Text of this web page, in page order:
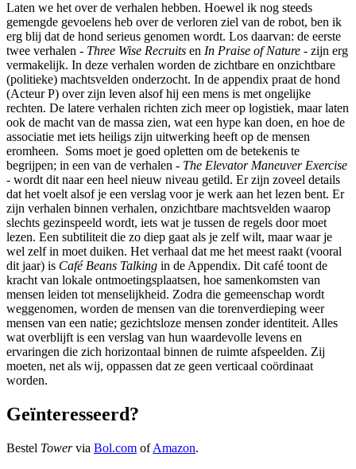
Laten we het over de verhalen hebben. Hoewel ik nog steeds
gemengde gevoelens heb over de verloren ziel van de robot, ben ik
erg blij dat de hond serieus genomen wordt. Los daarvan: de eerste
twee verhalen - Three Wise Recruits en In Praise of Nature - zijn erg
vermakelijk. In deze verhalen worden de zichtbare en onzichtbare
(politieke) machtsvelden onderzocht. In de appendix praat de hond
(Acteur P) over zijn leven alsof hij een mens is met ongelijke
rechten. De latere verhalen richten zich meer op logistiek, maar laten
ook de macht van de massa zien, wat een hype kan doen, en hoe de
associatie met iets heiligs zijn uitwerking heeft op de mensen
eromheen. Soms moet je goed opletten om de betekenis te
begrijpen; in een van de verhalen - The Elevator Maneuver Exercise
- wordt dit naar een heel nieuw niveau getild. Er zijn zoveel details
dat het voelt alsof je een verslag voor je werk aan het lezen bent. Er
zijn verhalen binnen verhalen, onzichtbare machtsvelden waarop
slechts gezinspeeld wordt, iets wat je tussen de regels door moet
lezen. Een subtiliteit die zo diep gaat als je zelf wilt, maar waar je
wel zelf in moet duiken. Het verhaal dat me het meest raakt (vooral
dit jaar) is Café Beans Talking in de Appendix. Dit café toont de
kracht van lokale ontmoetingsplaatsen, hoe samenkomsten van
mensen leiden tot menselijkheid. Zodra die gemeenschap wordt
weggenomen, worden de mensen van die torenverdieping weer
mensen van een natie; gezichtsloze mensen zonder identiteit. Alles
wat overblijft is een verslag van hun waardevolle levens en
ervaringen die zich horizontaal binnen de ruimte afspeelden. Zij
moeten, net als wij, oppassen dat ze geen verticaal coördinaat
worden.
Geïnteresseerd?
Bestel Towervia Bol.com ofAmazon.